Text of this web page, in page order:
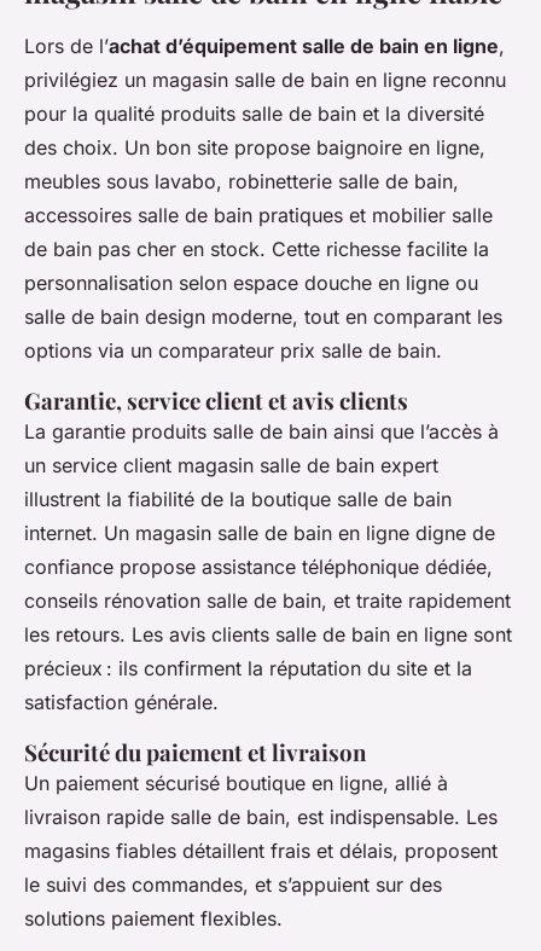
Lors de l’achat d’équipement salle de bain en ligne,
privilégiez un magasin salle de bain en ligne reconnu
pour la qualité produits salle de bain et la diversité
des choix. Un bon site propose baignoire en ligne,
meubles sous lavabo, robinetterie salle de bain,
accessoires salle de bain pratiques et mobilier salle
de bain pas cher en stock. Cette richesse facilite la
personnalisation selon espace douche en ligne ou
salle de bain design moderne, tout en comparant les
options via un comparateur prix salle de bain.
Garantie, service client et avis clients
La garantie produits salle de bain ainsi que l’accès à
un service client magasin salle de bain expert
illustrent la fiabilité de la boutique salle de bain
internet. Un magasin salle de bain en ligne digne de
confiance propose assistance téléphonique dédiée,
conseils rénovation salle de bain, et traite rapidement
les retours. Les avis clients salle de bain en ligne sont
précieux : ils confirment la réputation du site et la
satisfaction générale.
Sécurité du paiement et livraison
Un paiement sécurisé boutique en ligne, allié à
livraison rapide salle de bain, est indispensable. Les
magasins fiables détaillent frais et délais, proposent
le suivi des commandes, et s’appuient sur des
solutions paiement flexibles.